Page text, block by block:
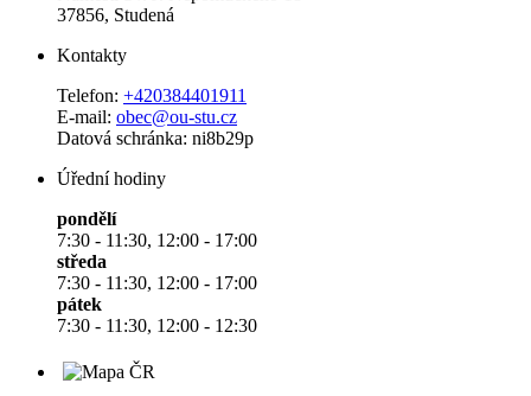
37856, Studená
Kontakty
Telefon: +420384401911
E-mail: obec@ou-stu.cz
Datová schránka: ni8b29p
Úřední hodiny
pondělí
7:30 - 11:30, 12:00 - 17:00
středa
7:30 - 11:30, 12:00 - 17:00
pátek
7:30 - 11:30, 12:00 - 12:30